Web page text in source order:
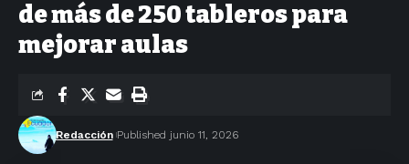
de más de 250 tableros para
mejorar aulas
Redacción Published junio 11, 2026